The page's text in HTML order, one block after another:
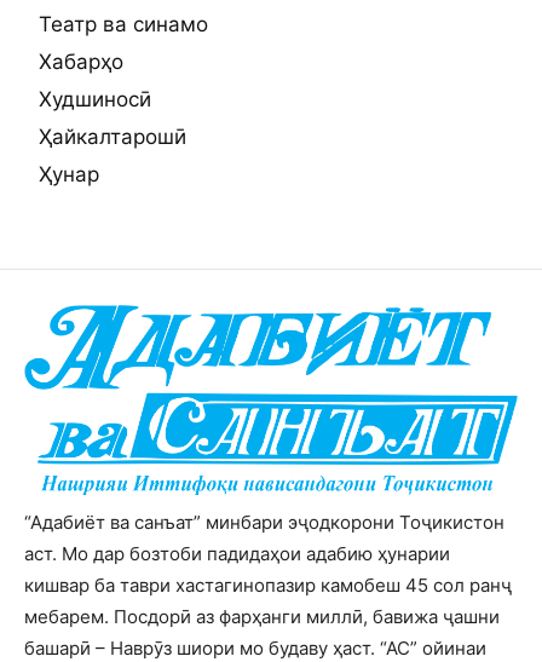
Театр ва синамо
Хабарҳо
Худшиносӣ
Ҳайкалтарошӣ
Ҳунар
“Адабиёт ва санъат” минбари эҷодкорони Тоҷикистон
аст. Мо дар бозтоби падидаҳои адабию ҳунарии
кишвар ба таври хастагинопазир камобеш 45 сол ранҷ
мебарем. Посдорӣ аз фарҳанги миллӣ, бавижа ҷашни
башарӣ – Наврӯз шиори мо будаву ҳаст. “АС” ойинаи